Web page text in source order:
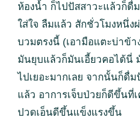
ห้องน้ำ ก็ไปปัสสาวะแล้วก็ดื่
ใส่ใจ ลืมแล้ว สักชั่วโมงหนึ่ง
บวมตรงนี้ (เอามือแตะบ่าข้
มันยุบแล้วก็มันเอี้ยวคอได้นี่
ไปเยอะมากเลย จากนั้นก็ดื่
แล้ว อาการเจ็บป่วยก็ดีขึ้นที่
ปวดเอ็นดีขึ้นแข็งแรงขึ้น